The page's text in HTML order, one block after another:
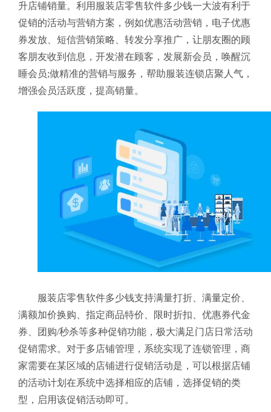
升店铺销量。利用服装店零售软件多少钱一大波有利于
促销的活动与营销方案，例如优惠活动营销，电子优惠
券发放、短信营销策略、转发分享推广，让朋友圈的顾
客朋友收到信息，开发潜在顾客，发展新会员，唤醒沉
睡会员;做精准的营销与服务，帮助服装连锁店聚人气，
增强会员活跃度，提高销量。
服装店零售软件多少钱支持满量打折、满量定价、
满额加价换购、指定商品特价、限时折扣、优惠券代金
券、团购/秒杀等多种促销功能，极大满足门店日常活动
促销需求。对于多店铺管理，系统实现了连锁管理，商
家需要在某区域的店铺进行促销活动是，可以根据店铺
的活动计划在系统中选择相应的店铺，选择促销的类
型，启用该促销活动即可。